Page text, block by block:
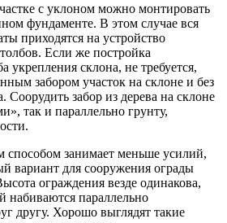
с уклоном можно монтировать
фундаменте. В этом случае вся
приходятся на устройство
Если же постройка
укрепления склона, не требуется,
забором участок на склоне и без
Соорудить забор из дерева на склоне
так и параллельно грунту,
способом занимает меньше усилий,
вариант для сооружения ограды
ограждения везде одинакова,
набиваются параллельно
другу. Хорошо выглядят такие